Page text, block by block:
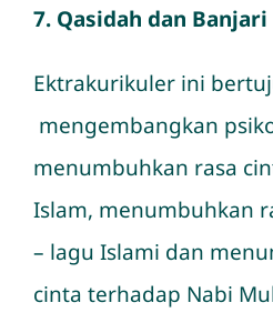
7. Qasidah dan Banjari
Ektrakurikuler ini
mengembangkan
menumbuhkan rasa
Islam, menumbuhkan
– lagu Islami dan
cinta terhadap Nabi